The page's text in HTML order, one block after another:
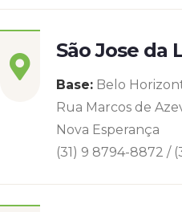
São Jose da
Base: Belo
Rua Marcos de
Nova Esperança
(31) 9 8794-8872 /